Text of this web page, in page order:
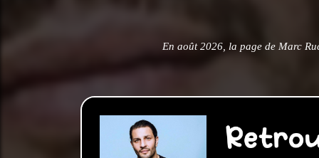
En août 2026, la page de Marc